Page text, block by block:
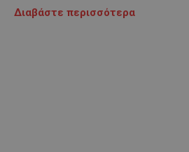
Διαβάστε περισσότερα